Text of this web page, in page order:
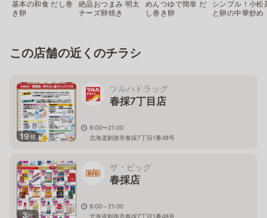
基本の和食 だし巻
き卵
絶品おつまみ 明太
チーズ卵焼き
めんつゆで簡単 だ
し巻き卵
シンプル！小松
と卵の中華炒め
この店舗の近くのチラシ
19枚
ツルハドラッグ
春採7丁目店
9:00〜21:00
北海道釧路市春採7丁目1番48号
3枚
ザ・ビッグ
春採店
8:00～21:00
北海道釧路市春採7丁目1番48号